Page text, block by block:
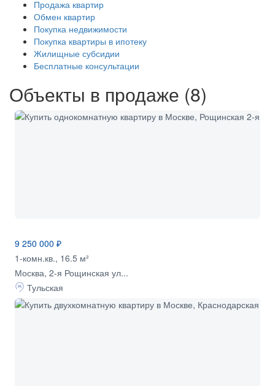
Продажа квартир
Обмен квартир
Покупка недвижимости
Покупка квартиры в ипотеку
Жилищные субсидии
Бесплатные консультации
Объекты в продаже (8)
9 250 000 ₽
1-комн.кв., 16.5 м²
Москва, 2-я Рощинская ул...
Тульская